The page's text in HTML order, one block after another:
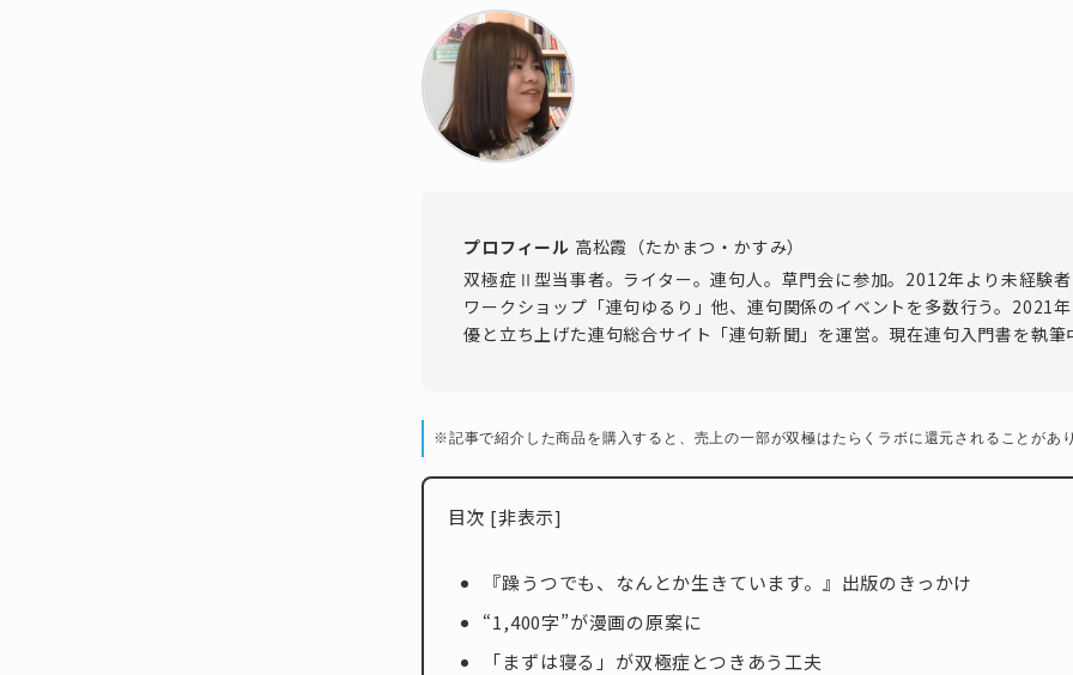
プロフィール 高松霞（たかまつ・かすみ）
双極症Ⅱ型当事者。ライター。連句人。草門会に参加。2012年より未経験
ワークショップ「連句ゆるり」他、連句関係のイベントを多数行う。2021
優と立ち上げた連句総合サイト「連句新聞」を運営。現在連句入門書を執筆
※記事で紹介した商品を購入すると、売上の一部が双極はたらくラボに還元されることがあ
目次 [非表示]
『躁うつでも、なんとか生きています。』出版のきっかけ
“1,400字”が漫画の原案に
「まずは寝る」が双極症とつきあう工夫